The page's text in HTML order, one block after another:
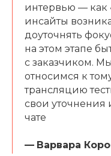
интервью — как
инсайты
доуточнять
на этом этапе
с заказчиком.
относимся к
трансляцию
свои уточнения
чате
— Варвара